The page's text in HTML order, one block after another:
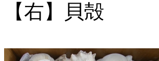
【右】貝殻